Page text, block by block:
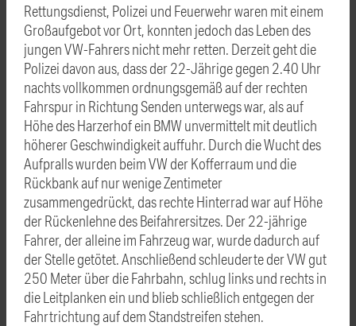
Rettungsdienst, Polizei und Feuerwehr waren mit einem
Großaufgebot vor Ort, konnten jedoch das Leben des
jungen VW-Fahrers nicht mehr retten. Derzeit geht die
Polizei davon aus, dass der 22-Jährige gegen 2.40 Uhr
nachts vollkommen ordnungsgemäß auf der rechten
Fahrspur in Richtung Senden unterwegs war, als auf
Höhe des Harzerhof ein BMW unvermittelt mit deutlich
höherer Geschwindigkeit auffuhr. Durch die Wucht des
Aufpralls wurden beim VW der Kofferraum und die
Rückbank auf nur wenige Zentimeter
zusammengedrückt, das rechte Hinterrad war auf Höhe
der Rückenlehne des Beifahrersitzes. Der 22-jährige
Fahrer, der alleine im Fahrzeug war, wurde dadurch auf
der Stelle getötet. Anschließend schleuderte der VW gut
250 Meter über die Fahrbahn, schlug links und rechts in
die Leitplanken ein und blieb schließlich entgegen der
Fahrtrichtung auf dem Standstreifen stehen.